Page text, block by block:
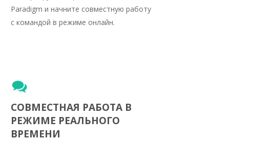
Paradigm и начните совместную работу
с командой в режиме онлайн.
СОВМЕСТНАЯ РАБОТА В
РЕЖИМЕ РЕАЛЬНОГО
ВРЕМЕНИ